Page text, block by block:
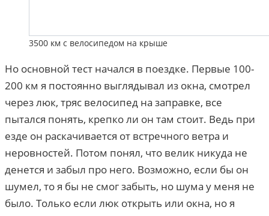
3500 км с велосипедом на крыше
Но основной тест начался в поездке. Первые 100-
200 км я постоянно выглядывал из окна, смотрел
через люк, тряс велосипед на заправке, все
пытался понять, крепко ли он там стоит. Ведь при
езде он раскачивается от встречного ветра и
неровностей. Потом понял, что велик никуда не
денется и забыл про него. Возможно, если бы он
шумел, то я бы не смог забыть, но шума у меня не
было. Только если люк открыть или окна, но я